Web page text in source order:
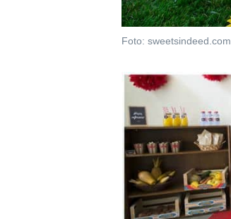
Foto: sweetsindeed.com